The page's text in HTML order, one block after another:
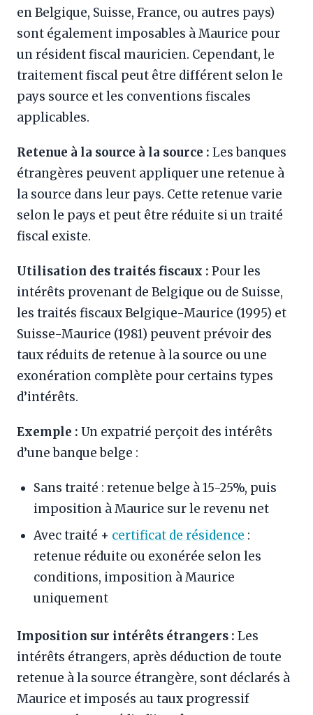
en Belgique, Suisse, France, ou autres pays)
sont également imposables à Maurice pour
un résident fiscal mauricien. Cependant, le
traitement fiscal peut être différent selon le
pays source et les conventions fiscales
applicables.
Retenue à la source à la source : Les banques
étrangères peuvent appliquer une retenue à
la source dans leur pays. Cette retenue varie
selon le pays et peut être réduite si un traité
fiscal existe.
Utilisation des traités fiscaux : Pour les
intérêts provenant de Belgique ou de Suisse,
les traités fiscaux Belgique-Maurice (1995) et
Suisse-Maurice (1981) peuvent prévoir des
taux réduits de retenue à la source ou une
exonération complète pour certains types
d’intérêts.
Exemple : Un expatrié perçoit des intérêts
d’une banque belge :
Sans traité : retenue belge à 15-25%, puis
imposition à Maurice sur le revenu net
Avec traité + certificat de résidence :
retenue réduite ou exonérée selon les
conditions, imposition à Maurice
uniquement
Imposition sur intérêts étrangers : Les
intérêts étrangers, après déduction de toute
retenue à la source étrangère, sont déclarés à
Maurice et imposés au taux progressif